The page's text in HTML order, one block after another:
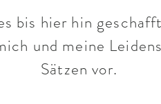
bis hier hin
und meine
Sätzen vor.